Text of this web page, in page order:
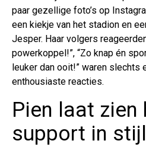
paar gezellige foto’s op
een kiekje van het stadion en
Jesper. Haar volgers
powerkoppel!”, “Zo knap én
leuker dan ooit!” waren slechts
enthousiaste reacties.
Pien laat zien
support in stijl